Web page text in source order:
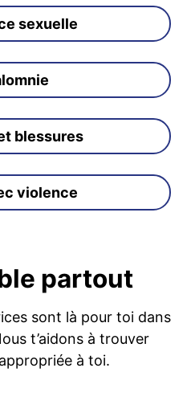
sexuelle
blessures
violence
partout
sont là pour toi dans
t’aidons à trouver
à toi.